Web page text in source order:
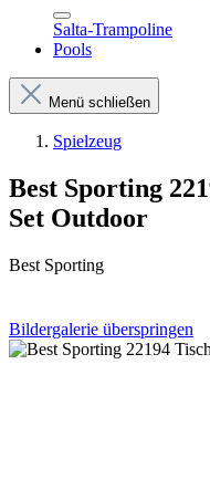
Salta-Trampoline
Pools
Menü schließen
Spielzeug
Best Sporting
Set Outdoor
Best Sporting
Bildergalerie überspringen